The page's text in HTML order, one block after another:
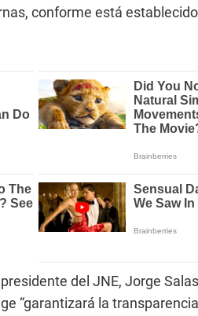
conforme está establecido
del JNE, Jorge
“garantizará la